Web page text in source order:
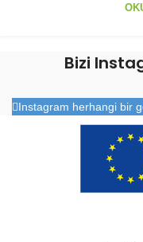
Bizi
Instagram herhangi bir